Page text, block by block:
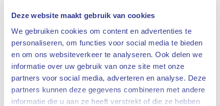
Deze website maakt gebruik van cookies
We gebruiken cookies om content en advertenties te
personaliseren, om functies voor social media te bieden
en om ons websiteverkeer te analyseren. Ook delen we
informatie over uw gebruik van onze site met onze
partners voor social media, adverteren en analyse. Deze
partners kunnen deze gegevens combineren met andere
informatie die u aan ze heeft verstrekt of die ze hebben
daarbij aan: productie en assemblage, schoonmaak of catering
op onze eigen locatie in Almelo of bij jou op locatie
Het helpen vervullen van (tijdelijke) vacatures bij jouw bedrijf